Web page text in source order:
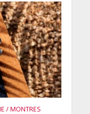
/ MONTRES